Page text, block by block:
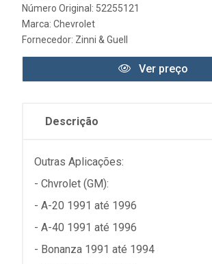
Número Original: 52255121
Marca: Chevrolet
Fornecedor: Zinni & Guell
Ver preço
Descrição
Outras Aplicações:
- Chvrolet (GM):
- A-20 1991 até 1996
- A-40 1991 até 1996
- Bonanza 1991 até 1994